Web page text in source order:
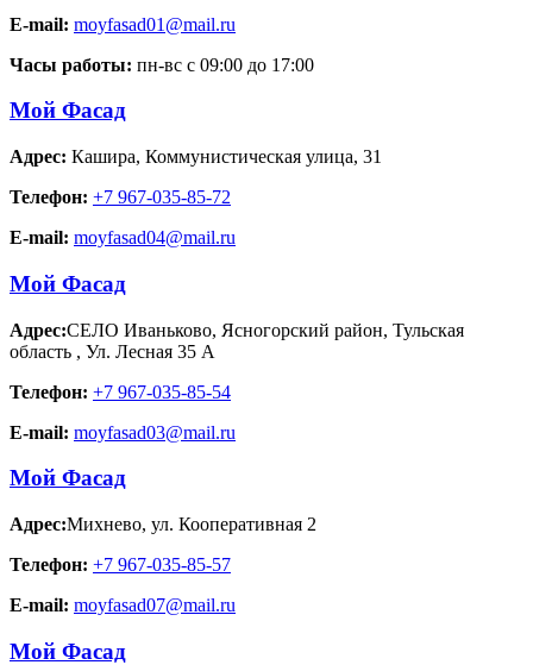
E-mail: moyfasad01@mail.ru
Часы работы: пн-вс с 09:00 до 17:00
Мой Фасад
Адрес: Кашира, Коммунистическая улица, 31
Телефон: +7 967-035-85-72
E-mail: moyfasad04@mail.ru
Мой Фасад
Адрес:СЕЛО Иваньково, Ясногорский район, Тульская
область , Ул. Лесная 35 А
Телефон: +7 967-035-85-54
E-mail: moyfasad03@mail.ru
Мой Фасад
Адрес:Михнево, ул. Кооперативная 2
Телефон: +7 967-035-85-57
E-mail: moyfasad07@mail.ru
Мой Фасад